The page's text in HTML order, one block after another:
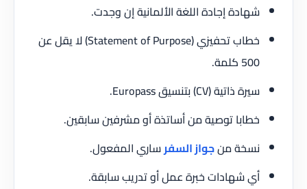
شهادة إجادة اللغة الألمانية إن وجدت.
خطاب تحفيزي (Statement of Purpose) لا يقل عن
500 كلمة.
سيرة ذاتية (CV) بتنسيق Europass.
خطابا توصية من أساتذة أو مشرفين سابقين.
نسخة منجواز السفرساري المفعول.
أي شهادات خبرة عمل أو تدريب سابقة.